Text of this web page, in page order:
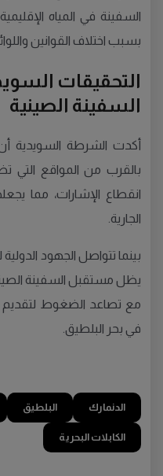
السفينة في المياه الإقليمية
بسبب اختلاف القوانين
التحقيقات
السفينة الصينية
أكدت الشرطة السويدية
بالقرب من المواقع التي
انقطاع الإشارات، مما
الجارية.
بينما تتواصل الجهود
يظل مستقبل السفينة
مع تصاعد الضغوط لتقديم
في بحر البلطيق.
الدنمارك البلطيق
الكابلات البحرية